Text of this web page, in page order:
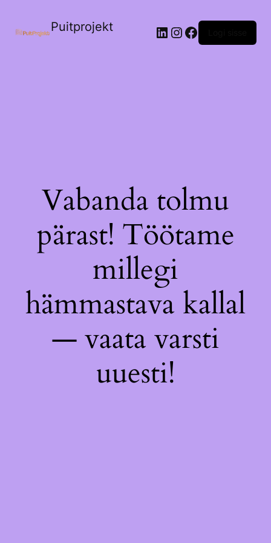
Puitprojekt LinkedIn
Instagram
Facebook
Vabanda tolmu
pärast! Töötame
millegi
hämmastava kallal
— vaata varsti
uuesti!